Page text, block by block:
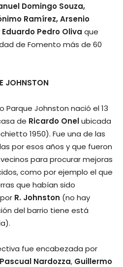
Domingo Souza,
Ramírez, Arsenio
Eduardo Pedro Oliva que
de Fomento más de 60
JOHNSTON
Parque Johnston nació el 13
de Ricardo Onelubicada
1950). Fue una de las
por esos años y que fueron
para procurar mejoras
como por ejemplo el que
que habían sido
R. Johnston (no hay
del barrio tiene está
fue encabezada por
Pascual Nardozza, Guillermo